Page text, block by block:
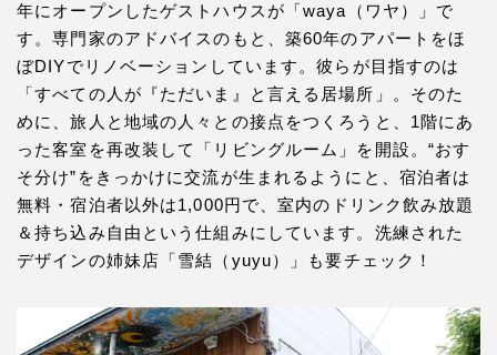
年にオープンしたゲストハウスが「waya（ワヤ）」で
す。専門家のアドバイスのもと、築60年のアパートをほ
ぼDIYでリノベーションしています。彼らが目指すのは
「すべての人が『ただいま』と言える居場所」。そのた
めに、旅人と地域の人々との接点をつくろうと、1階にあ
った客室を再改装して「リビングルーム」を開設。“おす
そ分け”をきっかけに交流が生まれるようにと、宿泊者は
無料・宿泊者以外は1,000円で、室内のドリンク飲み放題
＆持ち込み自由という仕組みにしています。洗練された
デザインの姉妹店「雪結（yuyu）」も要チェック！